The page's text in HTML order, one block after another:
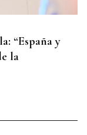
“España y
la